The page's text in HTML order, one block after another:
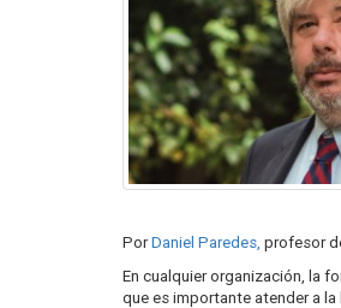
PorDaniel Paredes, profesor
En cualquier organización, la
que es importante atender a